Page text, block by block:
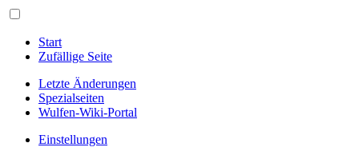
Start
Zufällige Seite
Letzte Änderungen
Spezialseiten
Wulfen-Wiki-Portal
Einstellungen